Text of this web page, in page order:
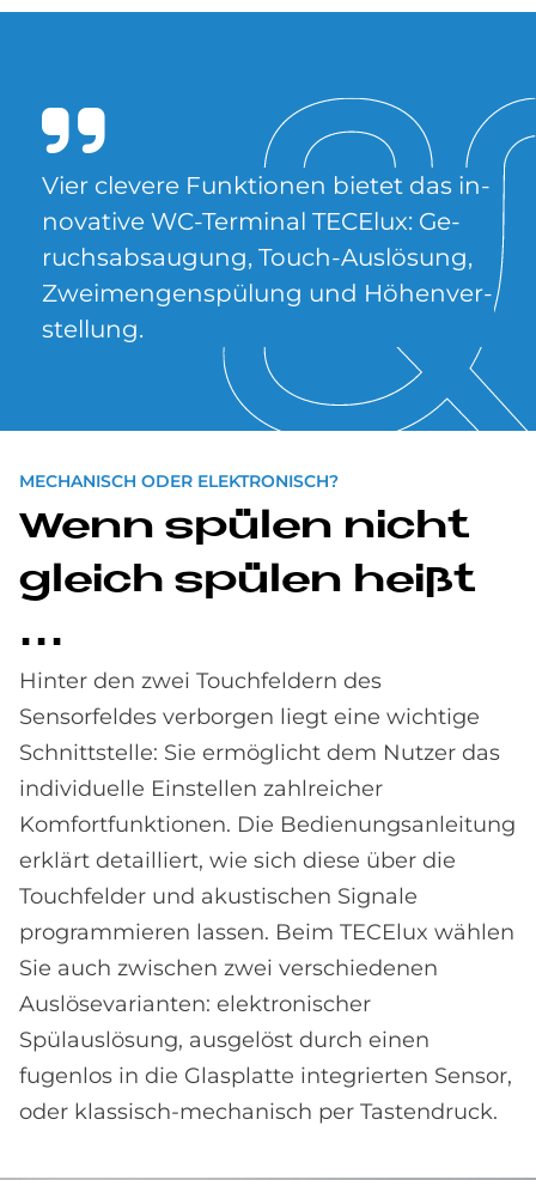
Vier cle­ve­re Funk­tio­nen bie­tet das in­
no­va­ti­ve WC-Ter­mi­nal TE­CE­lux: Ge­
ruchs­ab­sau­gung, Touch-Aus­lö­sung,
Zwei­men­gen­spü­lung und Hö­hen­ver­
stel­lung.
MECHANISCH ODER ELEKTRONISCH?
Wenn spü­len nicht
gleich spü­len hei­ßt
...
Hinter den zwei Touchfeldern des
Sensorfeldes verborgen liegt eine wichtige
Schnittstelle: Sie ermöglicht dem Nutzer das
individuelle Einstellen zahlreicher
Komfortfunktionen. Die Bedienungsanleitung
erklärt detailliert, wie sich diese über die
Touchfelder und akustischen Signale
programmieren lassen. Beim TECElux wählen
Sie auch zwischen zwei verschiedenen
Auslösevarianten: elektronischer
Spülauslösung, ausgelöst durch einen
fugenlos in die Glasplatte integrierten Sensor,
oder klassisch-mechanisch per Tastendruck.